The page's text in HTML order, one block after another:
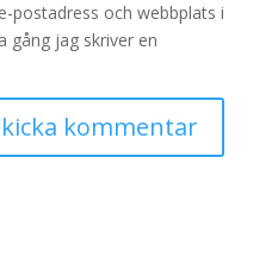
postadress och webbplats i
gång jag skriver en